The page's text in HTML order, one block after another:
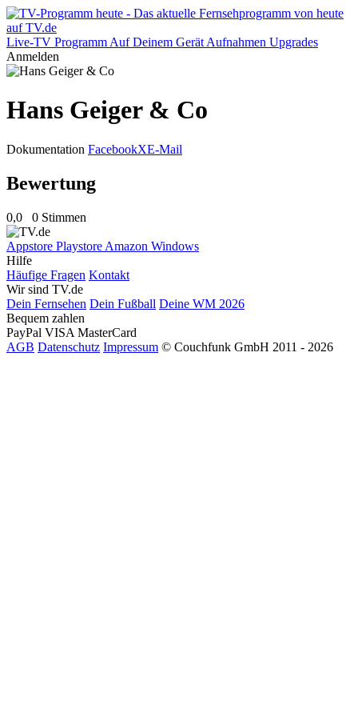
Live-TV Programm Auf Deinem Gerät Aufnahmen Upgrades
Anmelden
Hans Geiger & Co
Dokumentation FacebookXE-Mail
Bewertung
0,0 0 Stimmen
Appstore Playstore Amazon Windows
Hilfe
Häufige Fragen Kontakt
Wir sind TV.de
Dein Fernsehen Dein Fußball Deine WM 2026
Bequem zahlen
PayPal VISA MasterCard
AGB Datenschutz Impressum © Couchfunk GmbH 2011 - 2026